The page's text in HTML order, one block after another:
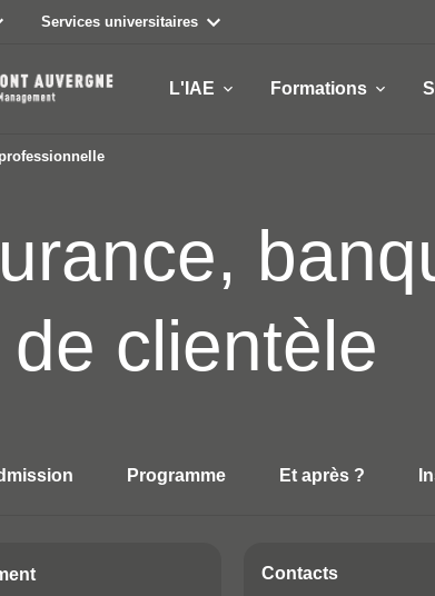
Services universitaires
L'IAE Formations
clientèle
Programme Et après ?
Contacts